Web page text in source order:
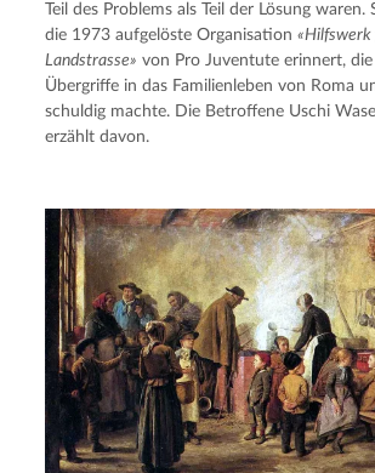
Teil des Problems als Teil der Lösung
die 1973 aufgelöste Organisation «Hilfswerk
Landstrasse» von Pro Juventute erinnert, die
Übergriffe in das Familienleben von Roma
schuldig machte. Die Betroffene Uschi
erzählt davon.